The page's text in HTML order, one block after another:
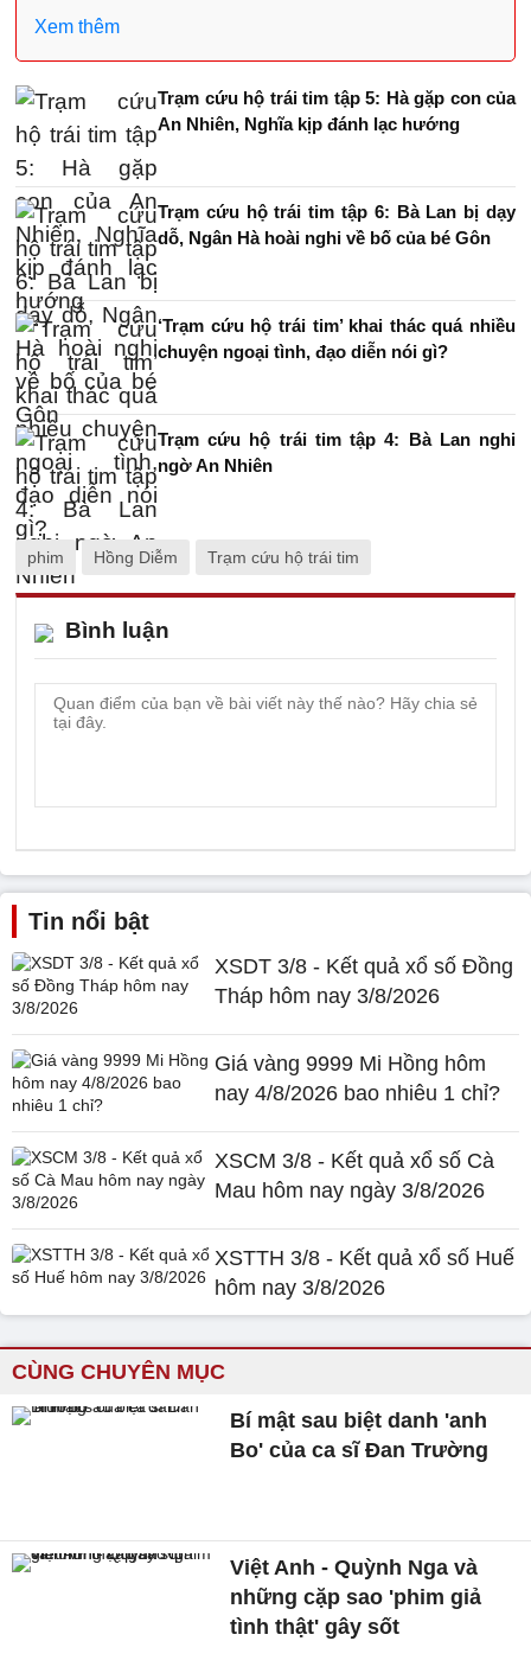
Xem thêm
Trạm cứu hộ trái tim tập 5: Hà gặp con của
An Nhiên, Nghĩa kịp đánh lạc hướng
Trạm cứu hộ trái tim tập 6: Bà Lan bị dạy
dỗ, Ngân Hà hoài nghi về bố của bé Gôn
‘Trạm cứu hộ trái tim’ khai thác quá nhiều
chuyện ngoại tình, đạo diễn nói gì?
Trạm cứu hộ trái tim tập 4: Bà Lan nghi
ngờ An Nhiên
phim Hồng Diễm Trạm cứu hộ trái tim
Bình luận
Tin nổi bật
XSDT 3/8 - Kết quả xổ số Đồng
Tháp hôm nay 3/8/2026
Giá vàng 9999 Mi Hồng hôm
nay 4/8/2026 bao nhiêu 1 chỉ?
XSCM 3/8 - Kết quả xổ số Cà
Mau hôm nay ngày 3/8/2026
XSTTH 3/8 - Kết quả xổ số Huế
hôm nay 3/8/2026
CÙNG CHUYÊN MỤC
Bí mật sau biệt danh 'anh
Bo' của ca sĩ Đan Trường
Việt Anh - Quỳnh Nga và
những cặp sao 'phim giả
tình thật' gây sốt